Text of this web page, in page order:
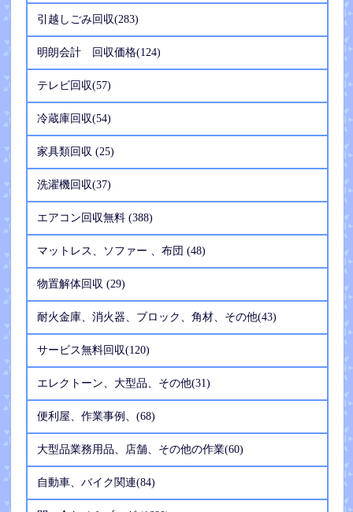
引越しごみ回収(283)
明朗会計 回収価格(124)
テレビ回収(57)
冷蔵庫回収(54)
家具類回収 (25)
洗濯機回収(37)
エアコン回収無料 (388)
マットレス、ソファー 、布団 (48)
物置解体回収 (29)
耐火金庫、消火器、ブロック、角材、その他(43)
サービス無料回収(120)
エレクトーン、大型品、その他(31)
便利屋、作業事例、(68)
大型品業務用品、店舗、その他の作業(60)
自動車、バイク関連(84)